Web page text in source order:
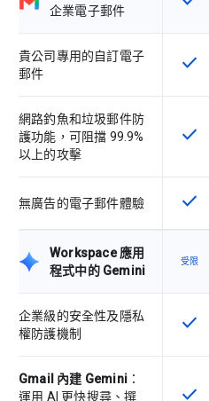
企業電子郵件
貴公司專用的自訂電子
郵件
這
check
網路釣魚和垃圾郵件防
護功能，可阻擋 99.9%
以上的攻擊
這
check
無廣告的電子郵件體驗 這
check
Workspace 應用
程式中的 Gemini
受限
企業級的安全性及隱私
權防護機制
這
check
Gmail 內建 Gemini ：
運用 AI 更快搜尋、撰
這
check